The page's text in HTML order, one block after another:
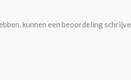
kunnen een beoordeling